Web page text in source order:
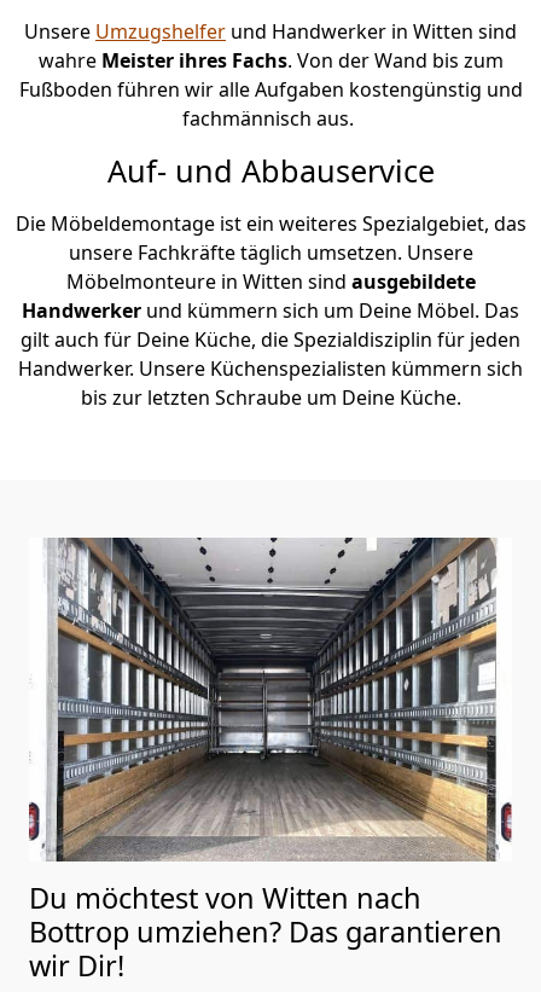
Unsere Umzugshelfer und Handwerker in Witten sind
wahre Meister ihres Fachs. Von der Wand bis zum
Fußboden führen wir alle Aufgaben kostengünstig und
fachmännisch aus.
Auf- und Abbauservice
Die Möbeldemontage ist ein weiteres Spezialgebiet, das
unsere Fachkräfte täglich umsetzen. Unsere
Möbelmonteure in Witten sind ausgebildete
Handwerker und kümmern sich um Deine Möbel. Das
gilt auch für Deine Küche, die Spezialdisziplin für jeden
Handwerker. Unsere Küchenspezialisten kümmern sich
bis zur letzten Schraube um Deine Küche.
Du möchtest von Witten nach
Bottrop umziehen? Das garantieren
wir Dir!